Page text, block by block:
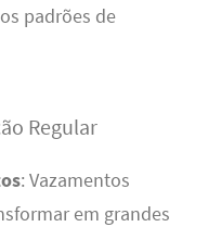
padrões de
Regular
: Vazamentos
em grandes